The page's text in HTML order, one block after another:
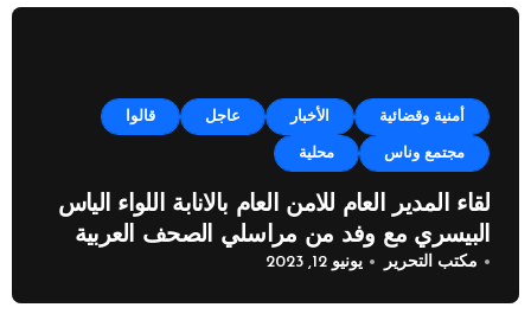
أمنية وقضائية الأخبار عاجل قالوا
مجتمع وناس محلية
لقاء المدير العام للامن العام بالانابة اللواء الياس
البيسري مع وفد من مراسلي الصحف العربية
مكتب التحرير يونيو 12, 2023